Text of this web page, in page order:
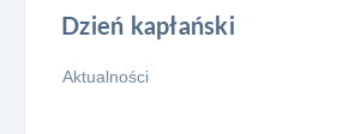
Dzień kapłański
Aktualności